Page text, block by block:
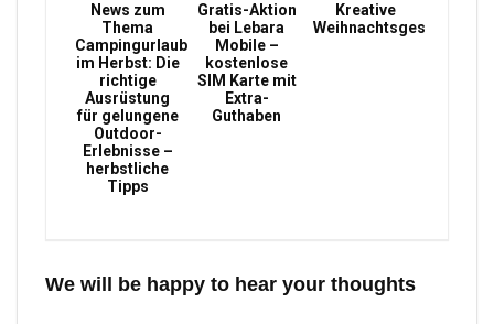
News zum
Thema
Campingurlaub
im Herbst: Die
richtige
Ausrüstung
für gelungene
Outdoor-
Erlebnisse –
herbstliche
Tipps
Gratis-Aktion
bei Lebara
Mobile –
kostenlose
SIM Karte mit
Extra-
Guthaben
Kreative
Weihnachtsgeschenke
We will be happy to hear your thoughts